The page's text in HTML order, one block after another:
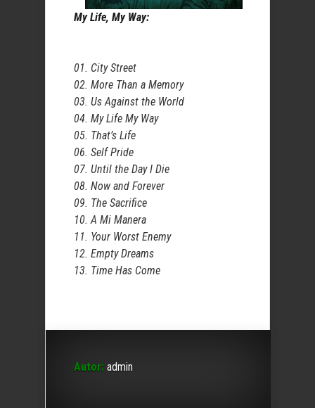
My Life, My Way:
01. City Street
02. More Than a Memory
03. Us Against the World
04. My Life My Way
05. That’s Life
06. Self Pride
07. Until the Day I Die
08. Now and Forever
09. The Sacrifice
10. A Mi Manera
11. Your Worst Enemy
12. Empty Dreams
13. Time Has Come
Autor: admin